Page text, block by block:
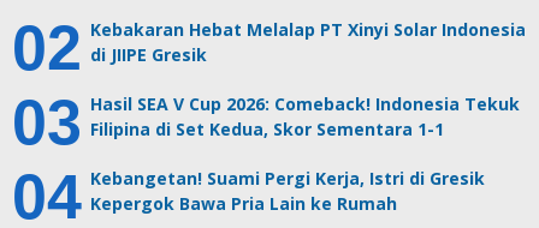
Kebakaran Hebat Melalap PT Xinyi Solar Indonesia
di JIIPE Gresik
Hasil SEA V Cup 2026: Comeback! Indonesia Tekuk
Filipina di Set Kedua, Skor Sementara 1-1
Kebangetan! Suami Pergi Kerja, Istri di Gresik
Kepergok Bawa Pria Lain ke Rumah